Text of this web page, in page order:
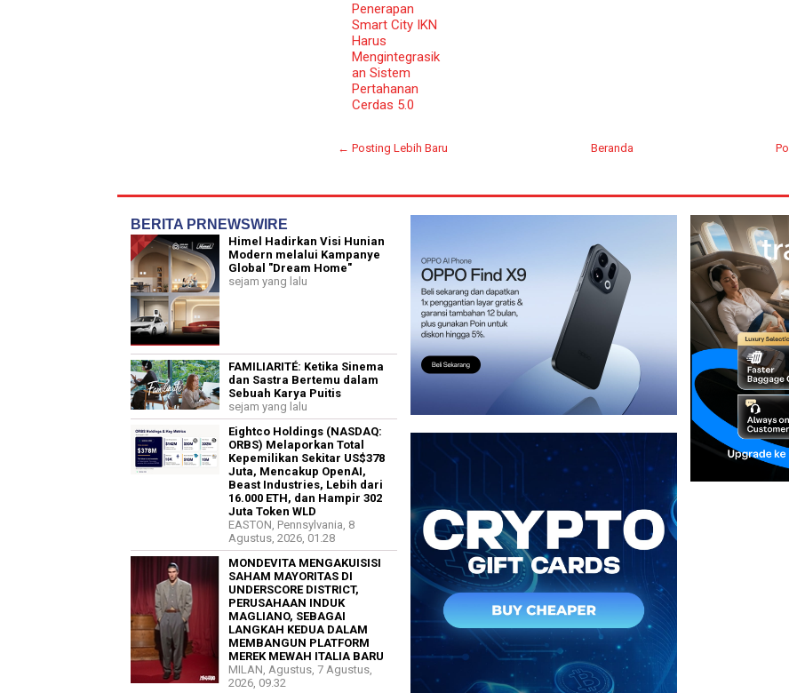
Penerapan
Smart City IKN
Harus
Mengintegrasik
an Sistem
Pertahanan
Cerdas 5.0
← Posting Lebih Baru Beranda
BERITA PRNEWSWIRE
Himel Hadirkan Visi Hunian
Modern melalui Kampanye
Global "Dream Home"
sejam yang lalu
FAMILIARITÉ: Ketika Sinema
dan Sastra Bertemu dalam
Sebuah Karya Puitis
sejam yang lalu
Eightco Holdings (NASDAQ:
ORBS) Melaporkan Total
Kepemilikan Sekitar US$378
Juta, Mencakup OpenAI,
Beast Industries, Lebih dari
16.000 ETH, dan Hampir 302
Juta Token WLD
EASTON, Pennsylvania, 8
Agustus, 2026, 01.28
MONDEVITA MENGAKUISISI
SAHAM MAYORITAS DI
UNDERSCORE DISTRICT,
PERUSAHAAN INDUK
MAGLIANO, SEBAGAI
LANGKAH KEDUA DALAM
MEMBANGUN PLATFORM
MEREK MEWAH ITALIA BARU
MILAN, Agustus, 7 Agustus,
2026, 09.32